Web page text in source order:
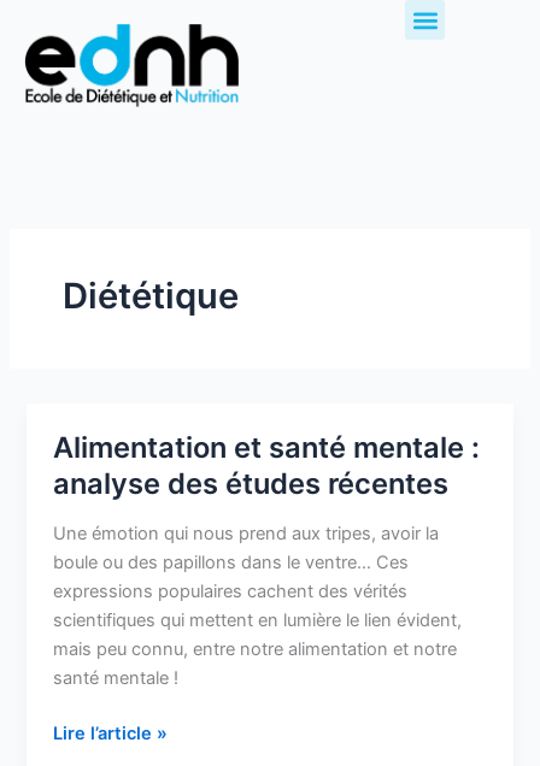
contenu
Diététique
Alimentation et santé mentale :
analyse des études récentes
Une émotion qui nous prend aux tripes, avoir la
boule ou des papillons dans le ventre… Ces
expressions populaires cachent des vérités
scientifiques qui mettent en lumière le lien évident,
mais peu connu, entre notre alimentation et notre
santé mentale !
Alimentation
santé
mentale
:
analyse
des
études
récentes
Lire l’article »